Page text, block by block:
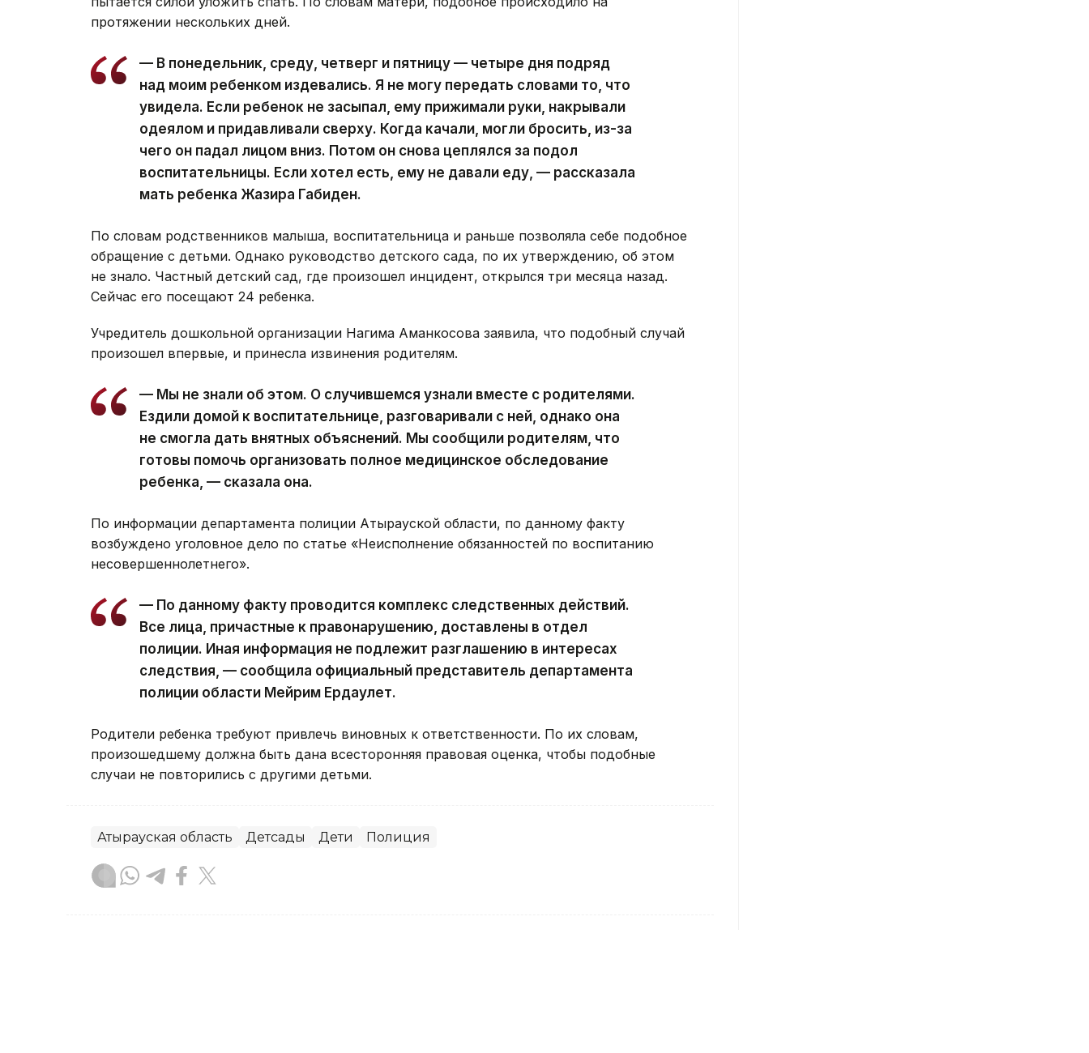
протяжении нескольких дней.
— В понедельник, среду, четверг и пятницу — четыре дня подряд
над моим ребенком издевались. Я не могу передать словами то, что
увидела. Если ребенок не засыпал, ему прижимали руки, накрывали
одеялом и придавливали сверху. Когда качали, могли бросить, из-за
чего он падал лицом вниз. Потом он снова цеплялся за подол
воспитательницы. Если хотел есть, ему не давали еду, — рассказала
мать ребенка Жазира Габиден.
По словам родственников малыша, воспитательница и раньше позволяла себе подобное
обращение с детьми. Однако руководство детского сада, по их утверждению, об этом
не знало. Частный детский сад, где произошел инцидент, открылся три месяца назад.
Сейчас его посещают 24 ребенка.
Учредитель дошкольной организации Нагима Аманкосова заявила, что подобный случай
произошел впервые, и принесла извинения родителям.
— Мы не знали об этом. О случившемся узнали вместе с родителями.
Ездили домой к воспитательнице, разговаривали с ней, однако она
не смогла дать внятных объяснений. Мы сообщили родителям, что
готовы помочь организовать полное медицинское обследование
ребенка, — сказала она.
По информации департамента полиции Атырауской области, по данному факту
возбуждено уголовное дело по статье «Неисполнение обязанностей по воспитанию
несовершеннолетнего».
— По данному факту проводится комплекс следственных действий.
Все лица, причастные к правонарушению, доставлены в отдел
полиции. Иная информация не подлежит разглашению в интересах
следствия, — сообщила официальный представитель департамента
полиции области Мейрим Ердаулет.
Родители ребенка требуют привлечь виновных к ответственности. По их словам,
произошедшему должна быть дана всесторонняя правовая оценка, чтобы подобные
случаи не повторились с другими детьми.
Атырауская область Детсады Дети Полиция